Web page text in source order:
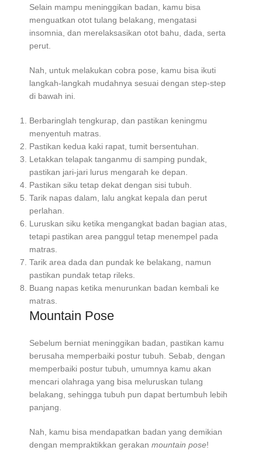
Selain mampu meninggikan badan, kamu bisa
menguatkan otot tulang belakang, mengatasi
insomnia, dan merelaksasikan otot bahu, dada, serta
perut.
Nah, untuk melakukan cobra pose, kamu bisa ikuti
langkah-langkah mudahnya sesuai dengan step-step
di bawah ini.
Berbaringlah tengkurap, dan pastikan keningmu
menyentuh matras.
Pastikan kedua kaki rapat, tumit bersentuhan.
Letakkan telapak tanganmu di samping pundak,
pastikan jari-jari lurus mengarah ke depan.
Pastikan siku tetap dekat dengan sisi tubuh.
Tarik napas dalam, lalu angkat kepala dan perut
perlahan.
Luruskan siku ketika mengangkat badan bagian atas,
tetapi pastikan area panggul tetap menempel pada
matras.
Tarik area dada dan pundak ke belakang, namun
pastikan pundak tetap rileks.
Buang napas ketika menurunkan badan kembali ke
matras.
Mountain Pose
Sebelum berniat meninggikan badan, pastikan kamu
berusaha memperbaiki postur tubuh. Sebab, dengan
memperbaiki postur tubuh, umumnya kamu akan
mencari olahraga yang bisa meluruskan tulang
belakang, sehingga tubuh pun dapat bertumbuh lebih
panjang.
Nah, kamu bisa mendapatkan badan yang demikian
dengan mempraktikkan gerakan mountain pose!